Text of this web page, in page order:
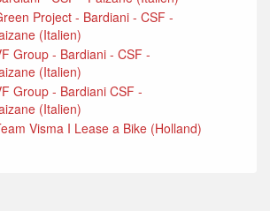
Project - Bardiani - CSF -
(Italien)
Group - Bardiani - CSF -
(Italien)
Group - Bardiani CSF -
(Italien)
Visma I Lease a Bike (Holland)